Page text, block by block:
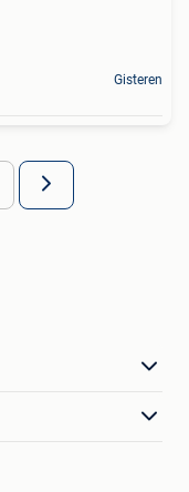
Gisteren